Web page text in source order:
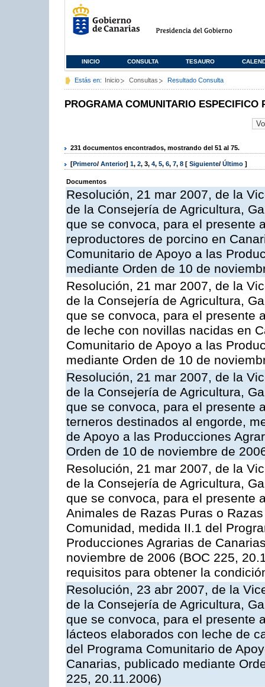
INICIO CONSULTA TESAURO
Estás en: Inicio Consultas Resultado Consulta
PROGRAMA COMUNITARIO ESPECIFICO
231 documentos encontrados, mostrando del 51 al 75.
[Primero/ Anterior] 1, 2, 3, 4, 5, 6, 7, 8 [ Siguiente/ Último ]
Documentos
Resolución, 21 mar 2007, de la
de la Consejería de Agricultura,
que se convoca, para el presente
reproductores de porcino en
Comunitario de Apoyo a las
mediante Orden de 10 de
Resolución, 21 mar 2007, de la
de la Consejería de Agricultura,
que se convoca, para el presente
de leche con novillas nacidas en
Comunitario de Apoyo a las
mediante Orden de 10 de
Resolución, 21 mar 2007, de la
de la Consejería de Agricultura,
que se convoca, para el presente
terneros destinados al engorde,
de Apoyo a las Producciones
Orden de 10 de noviembre de
Resolución, 21 mar 2007, de la
de la Consejería de Agricultura,
que se convoca, para el presente
Animales de Razas Puras o
Comunidad, medida II.1 del
Producciones Agrarias de
noviembre de 2006 (BOC 225,
requisitos para obtener la
Resolución, 23 abr 2007, de la
de la Consejería de Agricultura,
que se convoca, para el presente
lácteos elaborados con leche de
del Programa Comunitario de
Canarias, publicado mediante
225, 20.11.2006)